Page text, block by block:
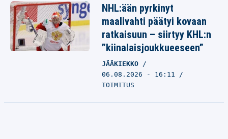
NHL:ään pyrkinyt
maalivahti päätyi kovaan
ratkaisuun – siirtyy KHL:n
”kiinalaisjoukkueeseen”
JÄÄKIEKKO
06.08.2026 - 16:11
TOIMITUS